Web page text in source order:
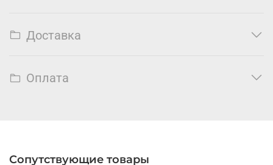
Доставка
Оплата
Сопутствующие товары